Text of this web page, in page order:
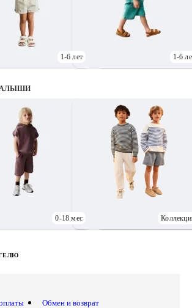
1-6 лет 1-6
0-18 мес
Обмен и возврат